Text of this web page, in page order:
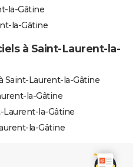
la-Gâtine
la-Gâtine
à Saint-Laurent-la-
Saint-Laurent-la-Gâtine
la-Gâtine
Laurent-la-Gâtine
la-Gâtine